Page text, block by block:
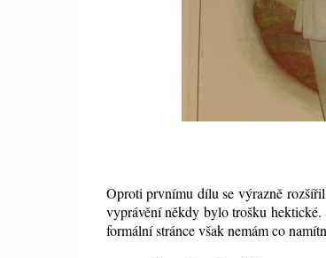
Oproti prvnímu dílu se výrazně
vyprávění někdy bylo trošku hektické.
formální stránce však nemám co